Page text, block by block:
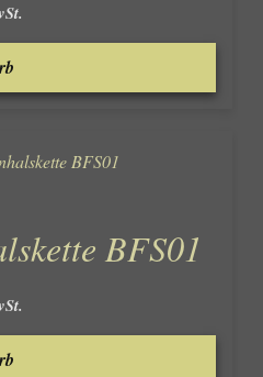
BFS01